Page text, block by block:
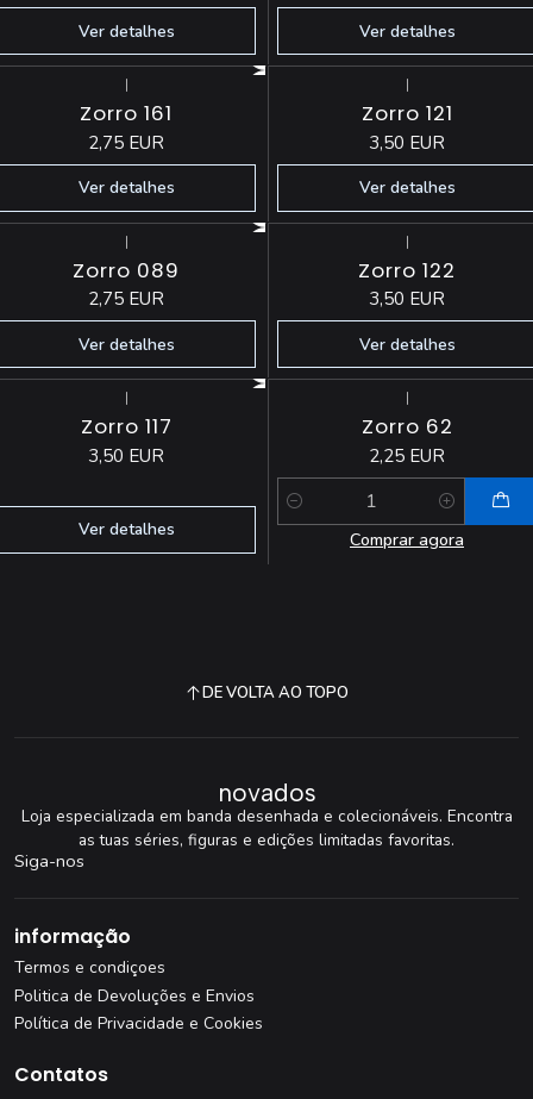
Ver detalhes Ver detalhes
|
Zorro 161
2,75 EUR
Ver detalhes
|
Zorro 121
3,50 EUR
Ver detalhes
|
Zorro 089
2,75 EUR
Ver detalhes
|
Zorro 122
3,50 EUR
Ver detalhes
|
Zorro 117
3,50 EUR
Ver detalhes
|
Zorro 62
2,25 EUR
Quantidade
Comprar agora
DE VOLTA AO TOPO
novados
Loja especializada em banda desenhada e colecionáveis. Encontra
as tuas séries, figuras e edições limitadas favoritas.
Siga-nos
informação
Termos e condiçoes
Politica de Devoluções e Envios
Política de Privacidade e Cookies
Contatos